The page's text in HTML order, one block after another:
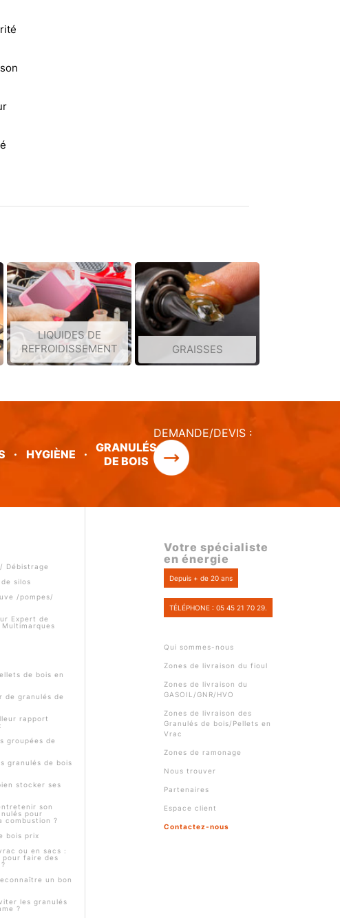
LIQUIDES DE
REFROIDISSEMENT
GRAISSES
· HYGIÈNE ·
GRANULÉS
DE BOIS
DEMANDE/DEVIS :
Débistrage
silos
/pompes/
Expert de
de bois en
de granulés de
rapport
groupées de
granulés de bois
stocker ses
son
pour
combustion ?
bois prix
ou en sacs :
pour faire des
un bon
les granulés
?
Votre spécialiste
en énergie
Depuis + de 20 ans
TÉLÉPHONE : 05 45 21 70 29.
Qui sommes-nous
Zones de livraison du fioul
Zones de livraison du
GASOIL/GNR/HVO
Zones de livraison des
Granulés de bois/Pellets en
Vrac
Zones de ramonage
Nous trouver
Partenaires
Espace client
Contactez-nous